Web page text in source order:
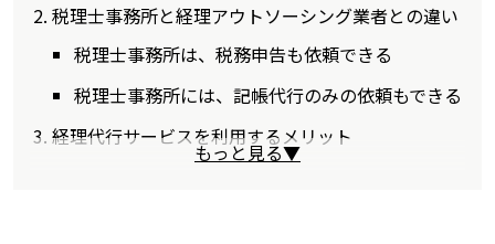
税理士事務所と経理アウトソーシング業者との違い
税理士事務所は、税務申告も依頼できる
税理士事務所には、記帳代行のみの依頼もできる
経理代行サービスを利用するメリット
もっと見る▼